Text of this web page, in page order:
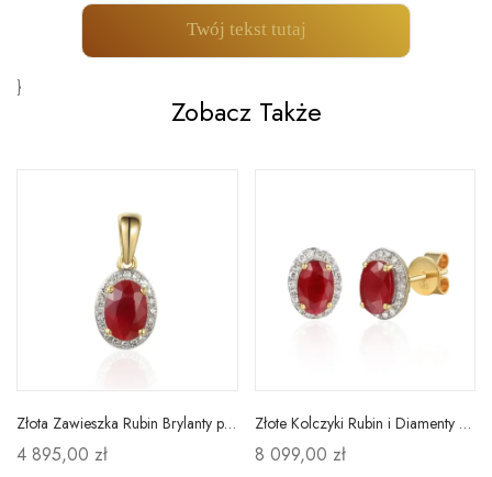
Twój tekst tutaj
}
Zobacz Także
Złota Zawieszka Rubin Brylanty pr 585 na Prezent
4 895,00 zł
Złote Kolczyki Rubin i Diamenty Sztyft pr 585
8 099,00 zł